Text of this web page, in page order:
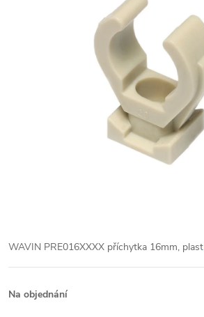
WAVIN PRE016XXXX příchytka 16mm, plast
Na objednání